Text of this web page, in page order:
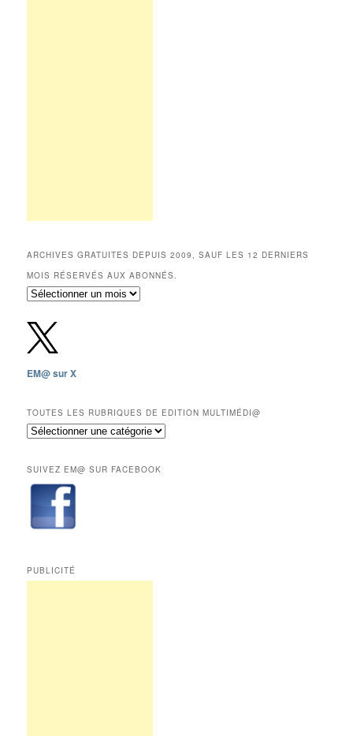
ARCHIVES GRATUITES DEPUIS 2009, SAUF LES 12 DERNIERS
MOIS RÉSERVÉS AUX ABONNÉS.
Archives
depuis
2009,
sauf
les
mois
réservés
aux
EM@ sur X
TOUTES LES RUBRIQUES DE EDITION MULTIMÉDI@
Toutes
de
Edition
Multimédi@
SUIVEZ EM@ SUR FACEBOOK
PUBLICITÉ